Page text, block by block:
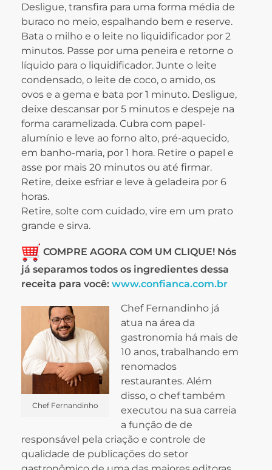
Desligue, transfira para uma forma média de
buraco no meio, espalhando bem e reserve.
Bata o milho e o leite no liquidificador por 2
minutos. Passe por uma peneira e retorne o
líquido para o liquidificador. Junte o leite
condensado, o leite de coco, o amido, os
ovos e a gema e bata por 1 minuto. Desligue,
deixe descansar por 5 minutos e despeje na
forma caramelizada. Cubra com papel-
alumínio e leve ao forno alto, pré-aquecido,
em banho-maria, por 1 hora. Retire o papel e
asse por mais 20 minutos ou até firmar.
Retire, deixe esfriar e leve à geladeira por 6
horas.
Retire, solte com cuidado, vire em um prato
grande e sirva.
COMPRE AGORA COM UM CLIQUE! Nós
já separamos todos os ingredientes dessa
receita para você: www.confianca.com.br
Chef Fernandinho
Chef Fernandinho já
atua na área da
gastronomia há mais de
10 anos, trabalhando em
renomados
restaurantes. Além
disso, o chef também
executou na sua carreia
a função de de
responsável pela criação e controle de
qualidade de publicações do setor